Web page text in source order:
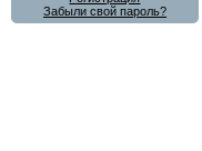
Забыли свой пароль?